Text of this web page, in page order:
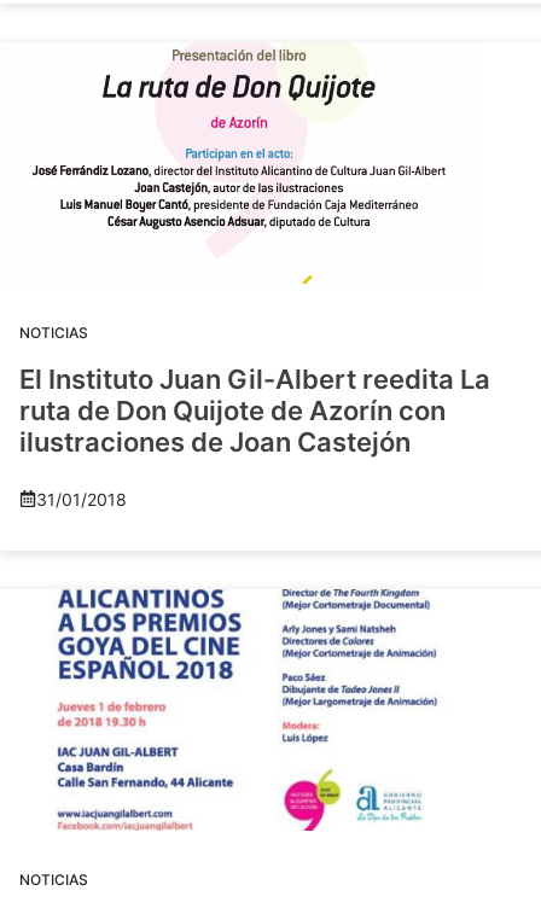
NOTICIAS
El Instituto Juan Gil-Albert reedita La
ruta de Don Quijote de Azorín con
ilustraciones de Joan Castejón
31/01/2018
NOTICIAS